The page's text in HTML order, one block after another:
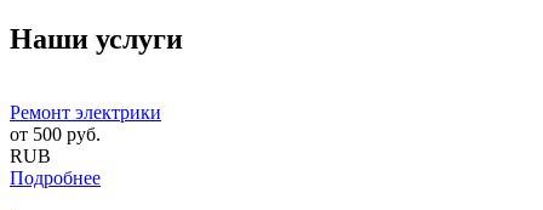
Наши услуги
Ремонт электрики
от 500 руб.
RUB
Подробнее